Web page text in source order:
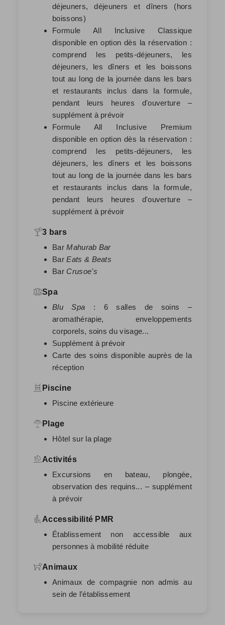
déjeuners, déjeuners et dîners (hors
boissons)
Formule All Inclusive Classique
disponible en option dès la réservation :
comprend les petits-déjeuners, les
déjeuners, les dîners et les boissons
tout au long de la journée dans les bars
et restaurants inclus dans la formule,
pendant leurs heures d'ouverture –
supplément à prévoir
Formule All Inclusive Premium
disponible en option dès la réservation :
comprend les petits-déjeuners, les
déjeuners, les dîners et les boissons
tout au long de la journée dans les bars
et restaurants inclus dans la formule,
pendant leurs heures d'ouverture –
supplément à prévoir
3 bars
BarMahurab Bar
BarEats & Beats
Bar Crusoe's
Spa
Blu Spa : 6 salles de soins –
aromathérapie, enveloppements
corporels, soins du visage...
Supplément à prévoir
Carte des soins disponible auprès de la
réception
Piscine
Piscine extérieure
Plage
Hôtel sur la plage
Activités
Excursions en bateau, plongée,
observation des requins... – supplément
à prévoir
Accessibilité PMR
Établissement non accessible aux
personnes à mobilité réduite
Animaux
Animaux de compagnie non admis au
sein de l’établissement